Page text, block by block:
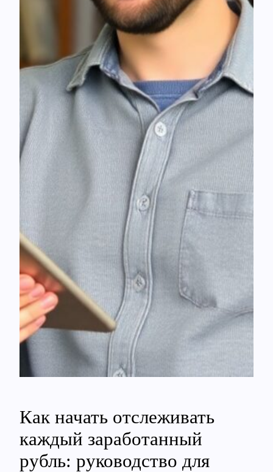
Как начать отслеживать
каждый заработанный
рубль: руководство для